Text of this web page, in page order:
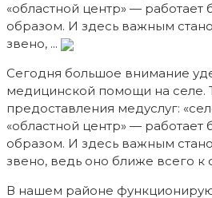
«областной центр» — работает
образом. И здесь важным
звено, ...
Сегодня большое внимание
медицинской помощи на селе.
предоставления медуслуг:
«областной центр» — работает
образом. И здесь важным
звено, ведь оно ближе всего к
В нашем районе